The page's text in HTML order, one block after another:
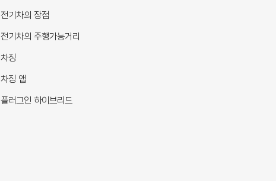
전기차의 장점
전기차의 주행가능거리
차징
차징 앱
플러그인 하이브리드